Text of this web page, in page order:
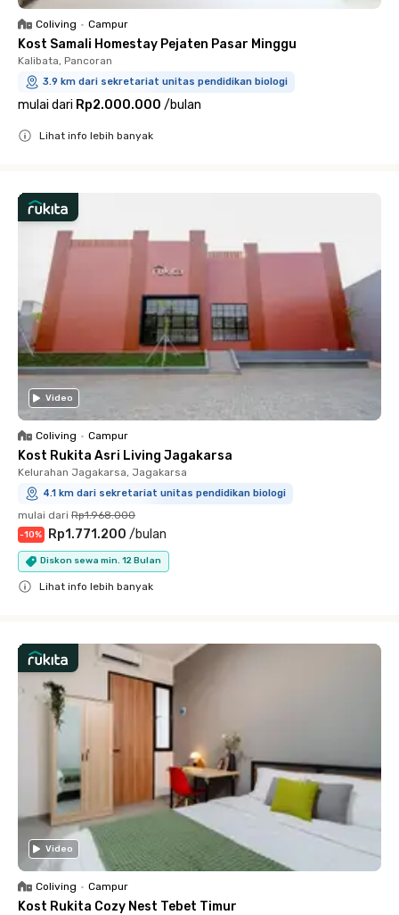
Coliving • Campur
Kost Samali Homestay Pejaten Pasar Minggu
Kalibata, Pancoran
3.9 km dari sekretariat unitas pendidikan biologi
mulai dari Rp2.000.000 /bulan
Lihat info lebih banyak
Video
Coliving • Campur
Kost Rukita Asri Living Jagakarsa
Kelurahan Jagakarsa, Jagakarsa
4.1 km dari sekretariat unitas pendidikan biologi
mulai dari Rp1.968.000
-10% Rp1.771.200 /bulan
Diskon sewa min. 12 Bulan
Lihat info lebih banyak
Video
Coliving • Campur
Kost Rukita Cozy Nest Tebet Timur